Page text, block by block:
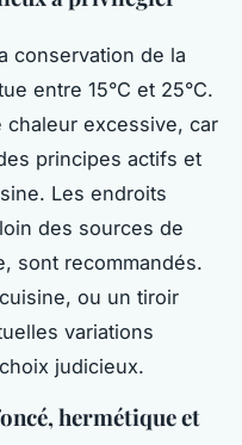
conservation de la
entre 15°C et 25°C.
chaleur excessive, car
principes actifs et
Les endroits
des sources de
sont recommandés.
ou un tiroir
variations
judicieux.
hermétique et